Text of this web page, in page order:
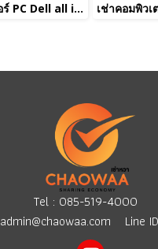
เช่าคอมพิวเตอร์ PC Dell all in one Corei5
Tel : 085-519-4000
admin@chaowaa.com Line